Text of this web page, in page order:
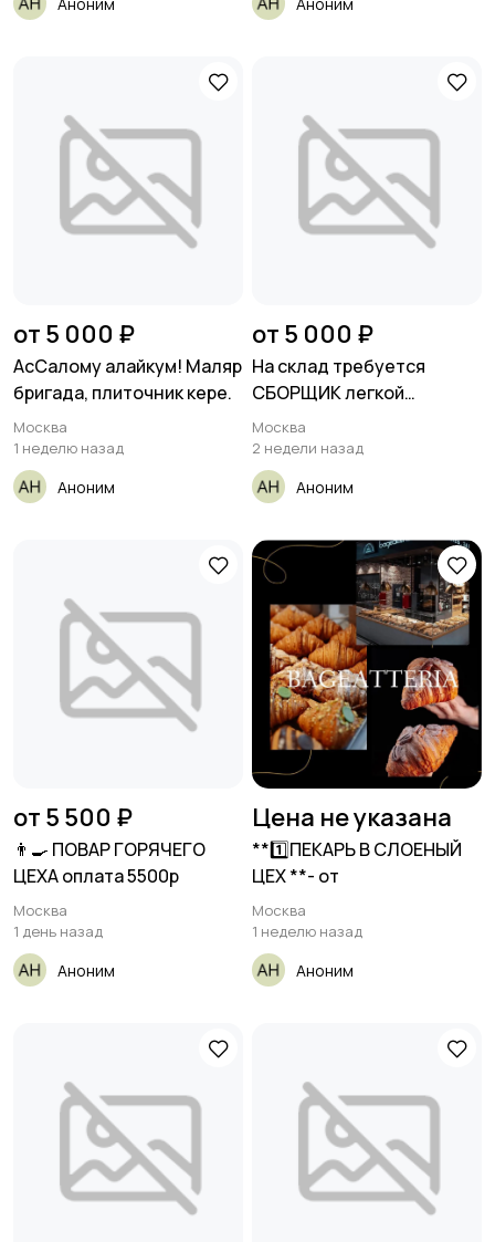
от 5 000 ₽
АсСалому алайкум! Маляр
бригада, плиточник кере.
Москва
1 неделю назад
Аноним
от 5 000 ₽
На склад требуется
СБОРЩИК легкой
штучной
Москва
2 недели назад
Аноним
от 5 500 ₽
👨‍🍳 ПОВАР ГОРЯЧЕГО
ЦЕХА оплата 5500р
Москва
1 день назад
Аноним
Цена не указана
**1️⃣ПЕКАРЬ В СЛОЕНЫЙ
ЦЕХ **- от
Москва
1 неделю назад
Аноним